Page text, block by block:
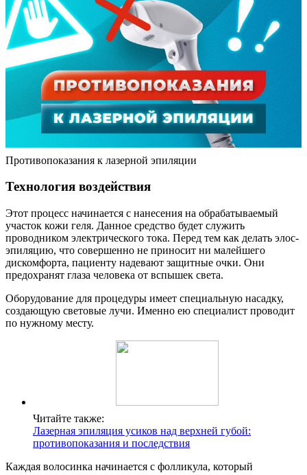
Противопоказания к лазерной эпиляции
Технология воздействия
Этот процесс начинается с нанесения на обрабатываемый
участок кожи геля. Данное средство будет служить
проводником электрического тока. Перед тем как делать элос-
эпиляцию, что совершенно не приносит ни малейшего
дискомфорта, пациенту надевают защитные очки. Они
предохранят глаза человека от вспышек света.
Оборудование для процедуры имеет специальную насадку,
создающую световые лучи. Именно ею специалист проводит
по нужному месту.
Читайте также:
Лазерная эпиляция усиков над верхней губой:
противопоказания и последствия
Каждая волосинка начинается с фолликула, который